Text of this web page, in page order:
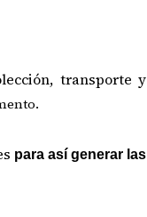
transporte y
para así generar las